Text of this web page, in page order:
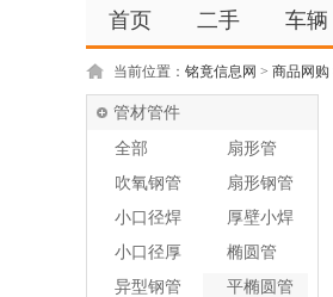
首页 二手 车辆
当前位置： 铭竟信息网 > 商品网购
管材管件
全部
扇形管
吹氧钢管
扇形钢管
小口径焊
管
厚壁小焊
管
小口径厚
壁焊管
椭圆管
异型钢管
平椭圆管